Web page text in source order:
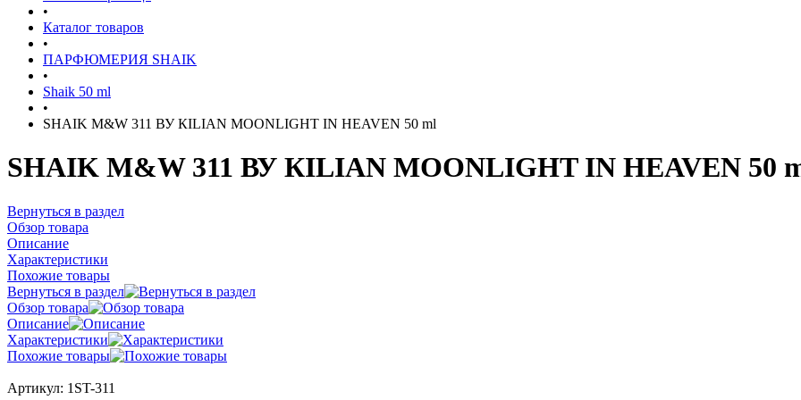
•
Каталог товаров
•
ПАРФЮМЕРИЯ SHAIK
•
Shaik 50 ml
•
SHAIK M&W 311 ВУ КILIAN MOONLIGHT IN HEAVEN 50 ml
SHAIK M&W 311 ВУ КILIAN MOONLIGHT IN HEAVEN 50
Вернуться в раздел
Обзор товара
Описание
Характеристики
Похожие товары
Вернуться в раздел
Обзор товара
Описание
Характеристики
Похожие товары
Артикул: 1ST-311